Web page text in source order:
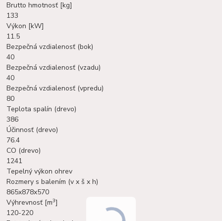
Brutto hmotnosť [kg]
133
Výkon [kW]
11.5
Bezpečná vzdialenosť (bok)
40
Bezpečná vzdialenosť (vzadu)
40
Bezpečná vzdialenosť (vpredu)
80
Teplota spalín (drevo)
386
Účinnosť (drevo)
76.4
CO (drevo)
1241
Tepelný výkon ohrev
Rozmery s balením (v x š x h)
865x878x570
Výhrevnosť [m3]
120-220